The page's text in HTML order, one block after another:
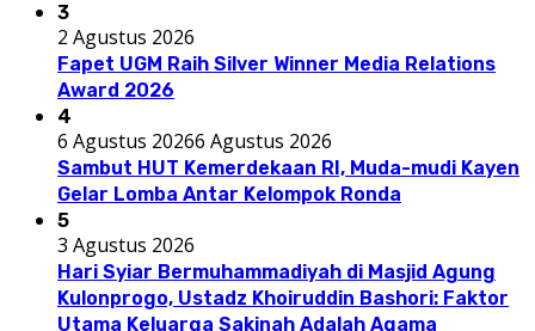
3
2 Agustus 2026
Fapet UGM Raih Silver Winner Media Relations
Award 2026
4
6 Agustus 20266 Agustus 2026
Sambut HUT Kemerdekaan RI, Muda-mudi Kayen
Gelar Lomba Antar Kelompok Ronda
5
3 Agustus 2026
Hari Syiar Bermuhammadiyah di Masjid Agung
Kulonprogo, Ustadz Khoiruddin Bashori: Faktor
Utama Keluarga Sakinah Adalah Agama